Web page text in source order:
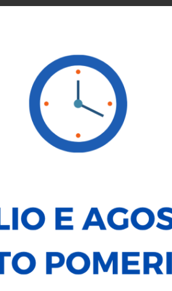
BMW 118
d MSport Pro Aut.
DATI
Carrozzeria:
Cilindrata: 1995,00